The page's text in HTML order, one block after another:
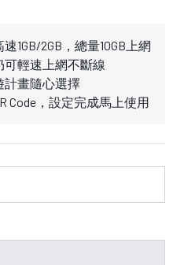
1GB/2GB，總量10GB上網
輕速上網不斷線
畫隨心選擇
Code，設定完成馬上使用